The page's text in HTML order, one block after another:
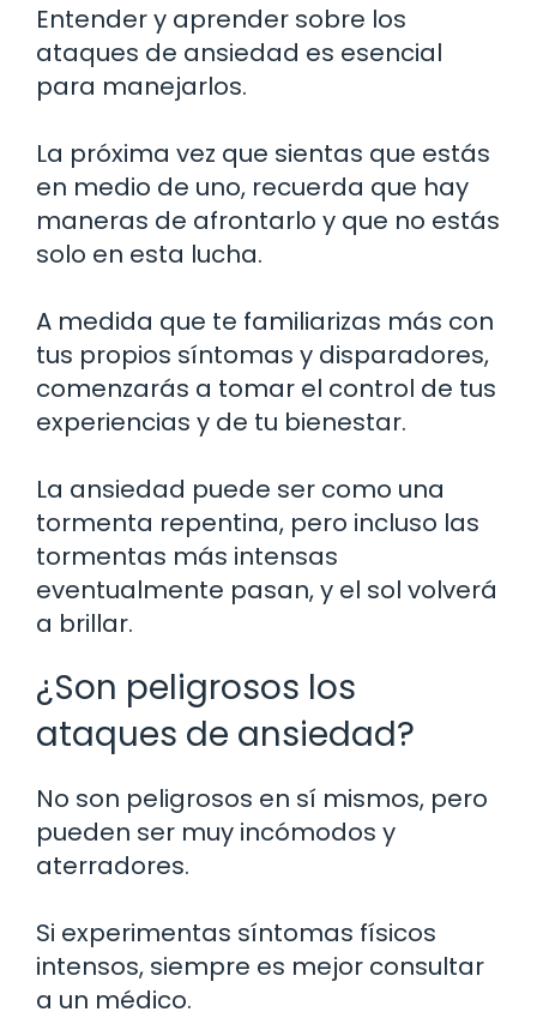
Entender y aprender sobre los
ataques de ansiedad es esencial
para manejarlos.
La próxima vez que sientas que estás
en medio de uno, recuerda que hay
maneras de afrontarlo y que no estás
solo en esta lucha.
A medida que te familiarizas más con
tus propios síntomas y disparadores,
comenzarás a tomar el control de tus
experiencias y de tu bienestar.
La ansiedad puede ser como una
tormenta repentina, pero incluso las
tormentas más intensas
eventualmente pasan, y el sol volverá
a brillar.
¿Son peligrosos los
ataques de ansiedad?
No son peligrosos en sí mismos, pero
pueden ser muy incómodos y
aterradores.
Si experimentas síntomas físicos
intensos, siempre es mejor consultar
a un médico.